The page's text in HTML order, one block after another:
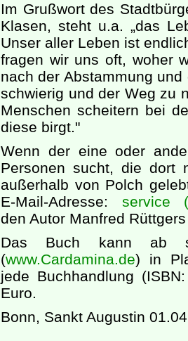
Im Grußwort des
Klasen, steht u.a. „das
Unser aller Leben ist
fragen wir uns oft, woher
nach der Abstammung
schwierig und der Weg zu
Menschen scheitern bei
diese birgt."
Wenn der eine oder
Personen sucht, die
außerhalb von Polch
E-Mail-Adresse: service
den Autor Manfred
Das Buch kann ab
(www.Cardamina.de) in
jede Buchhandlung
Euro.
Bonn, Sankt Augustin